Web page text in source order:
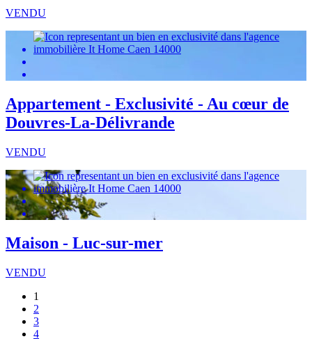
VENDU
Appartement - Exclusivité - Au cœur de
Douvres-La-Délivrande
VENDU
Maison - Luc-sur-mer
VENDU
1
2
3
4